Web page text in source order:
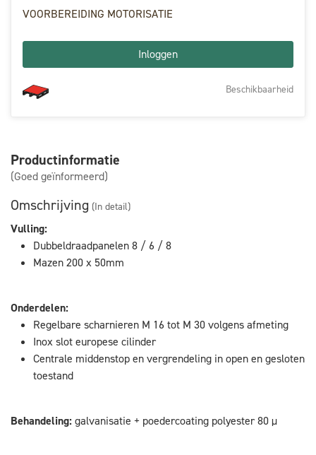
VOORBEREIDING MOTORISATIE
Inloggen
Beschikbaarheid
Productinformatie
(Goed geïnformeerd)
Omschrijving (In detail)
Vulling:
Dubbeldraadpanelen 8 / 6 / 8
Mazen 200 x 50mm
Onderdelen:
Regelbare scharnieren M 16 tot M 30 volgens afmeting
Inox slot europese cilinder
Centrale middenstop en vergrendeling in open en gesloten
toestand
Behandeling:galvanisatie + poedercoating polyester 80 µ